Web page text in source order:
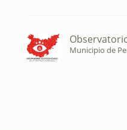
Municipio de